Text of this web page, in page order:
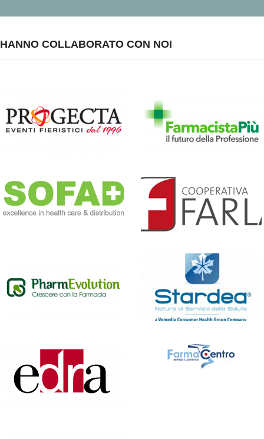
HANNO COLLABORATO CON NOI